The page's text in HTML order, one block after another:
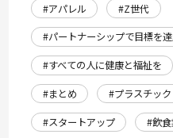
#アパレル
#Z世代
#パートナーシップで目標を
#すべての人に健康と福祉を
#まとめ
#プラスチック
#スタートアップ
#飲